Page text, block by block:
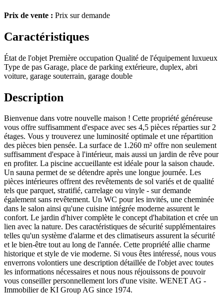
Prix de vente : Prix sur demande
Caractéristiques
État de l'objet Première occupation Qualité de l'équipement luxueux
Type de pas Garage, place de parking extérieure, duplex, abri
voiture, garage souterrain, garage double
Description
Bienvenue dans votre nouvelle maison ! Cette propriété généreuse
vous offre suffisamment d'espace avec ses 4,5 pièces réparties sur 2
étages. Vous y trouverez une luminosité optimale et une répartition
des pièces bien pensée. La surface de 1.260 m² offre non seulement
suffisamment d'espace à l'intérieur, mais aussi un jardin de rêve pour
en profiter. La piscine accueillante est idéale pour la saison chaude.
Un sauna permet de se détendre après une longue journée. Les
pièces intérieures offrent des revêtements de sol variés et de qualité
tels que parquet, stratifié, carrelage ou vinyle - sur demande
également sans revêtement. Un WC pour les invités, une cheminée
dans le salon ainsi qu'une cuisine intégrée moderne assurent le
confort. Le jardin d'hiver complète le concept d'habitation et crée un
lien avec la nature. Des caractéristiques de sécurité supplémentaires
telles qu'un système d'alarme et des climatiseurs assurent la sécurité
et le bien-être tout au long de l'année. Cette propriété allie charme
historique et style de vie moderne. Si vous êtes intéressé, nous vous
enverrons volontiers une description détaillée de l'objet avec toutes
les informations nécessaires et nous nous réjouissons de pouvoir
vous conseiller personnellement lors d'une visite. WENET AG -
Immobilier de KI Group AG since 1974.